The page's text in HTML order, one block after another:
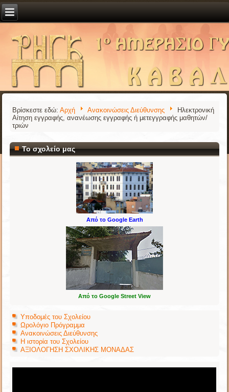
Βρίσκεστε εδώ:Αρχή Ανακοινώσεις Διεύθυνσης
Ηλεκτρονική
Αίτηση εγγραφής, ανανέωσης εγγραφής ή μετεγγραφής μαθητών/
τριών
Το σχολείο μας
Από το Google Earth
Από το Google Street View
Υποδομές του Σχολείου
Ωρολόγιο Πρόγραμμα
Ανακοινώσεις Διεύθυνσης
Η ιστορία του Σχολείου
ΑΞΙΟΛΟΓΗΣΗ ΣΧΟΛΙΚΗΣ ΜΟΝΑΔΑΣ